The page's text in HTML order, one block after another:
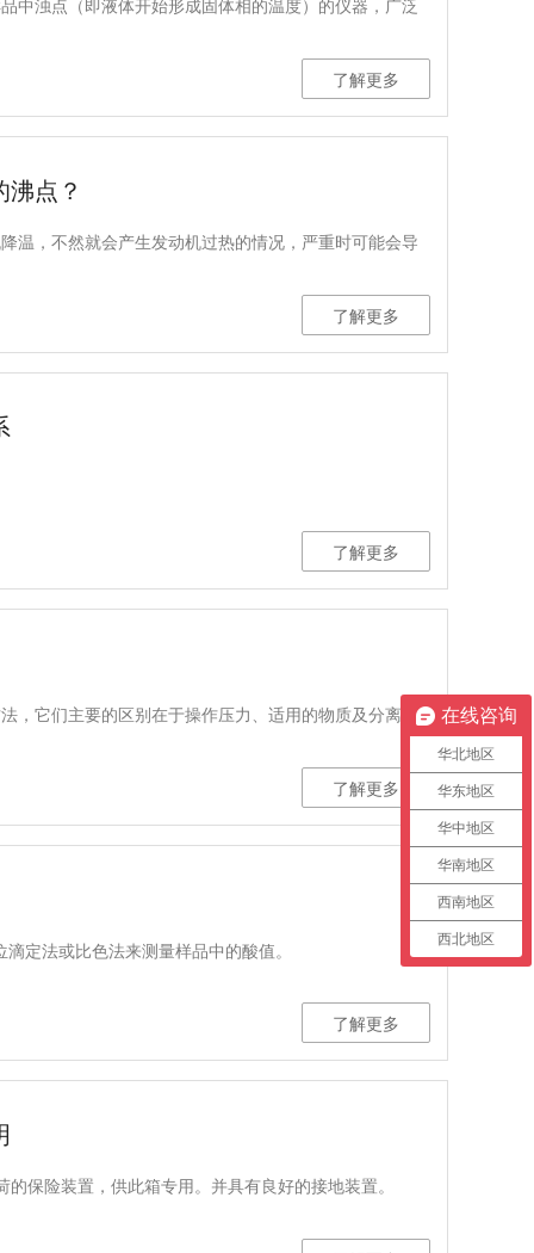
中浊点（即液体开始形成固体相的温度）的仪器，广泛
了解更多
点？
温，不然就会产生发动机过热的情况，严重时可能会导
了解更多
了解更多
，它们主要的区别在于操作压力、适用的物质及分离效
了解更多
定法或比色法来测量样品中的酸值。
了解更多
保险装置，供此箱专用。并具有良好的接地装置。
在线咨询
华北地区
华东地区
华中地区
华南地区
西南地区
西北地区